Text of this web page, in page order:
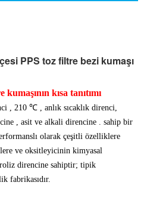
PPS toz filtre bezi kumaşı
kısa tanıtımı
, 210 ℃ , anlık sıcaklık direnci,
, asit ve alkali direncine . sahip bir
olarak çeşitli özelliklere
ve oksitleyicinin kimyasal
direncine sahiptir; tipik
fabrikasıdır.